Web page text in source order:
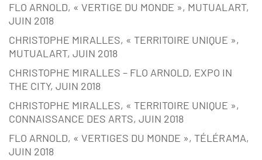
FLO ARNOLD, « VERTIGE DU MONDE », MUTUALART,
JUIN 2018
CHRISTOPHE MIRALLES, « TERRITOIRE UNIQUE »,
MUTUALART, JUIN 2018
CHRISTOPHE MIRALLES – FLO ARNOLD, EXPO IN
THE CITY, JUIN 2018
CHRISTOPHE MIRALLES, « TERRITOIRE UNIQUE »,
CONNAISSANCE DES ARTS, JUIN 2018
FLO ARNOLD, « VERTIGES DU MONDE », TÉLÉRAMA,
JUIN 2018